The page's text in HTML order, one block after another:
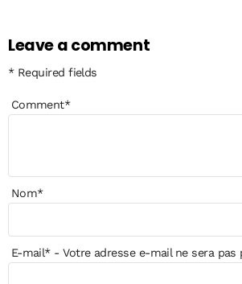
Leave a comment
* Required fields
Comment*
Nom*
E-mail*- Votre adresse e-mail ne sera pas